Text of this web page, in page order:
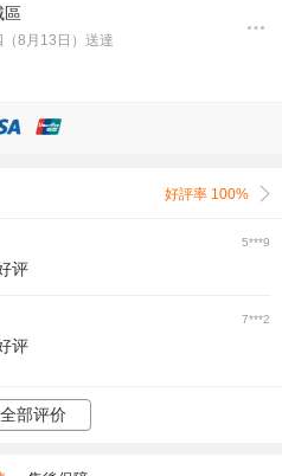
區
（8月13日）送達
好評率 100%
5***9
评
7***2
评
部评价